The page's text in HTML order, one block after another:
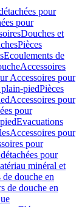
pour
pour
Douches et
Pièces
Ecoulements de
Accessoires
Accessoires pour
piedPièces
Accessoires pour
pour
Evacuations
Accessoires pour
pour
pour
minéral et
de douche en
de douche en